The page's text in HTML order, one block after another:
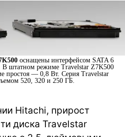
оснащены интерфейсом SATA 6
штатном режиме Travelstar Z7K500
простоя — 0,8 Вт. Серия Travelstar
520, 320 и 250 ГБ.
Hitachi, прирост
диска Travelstar